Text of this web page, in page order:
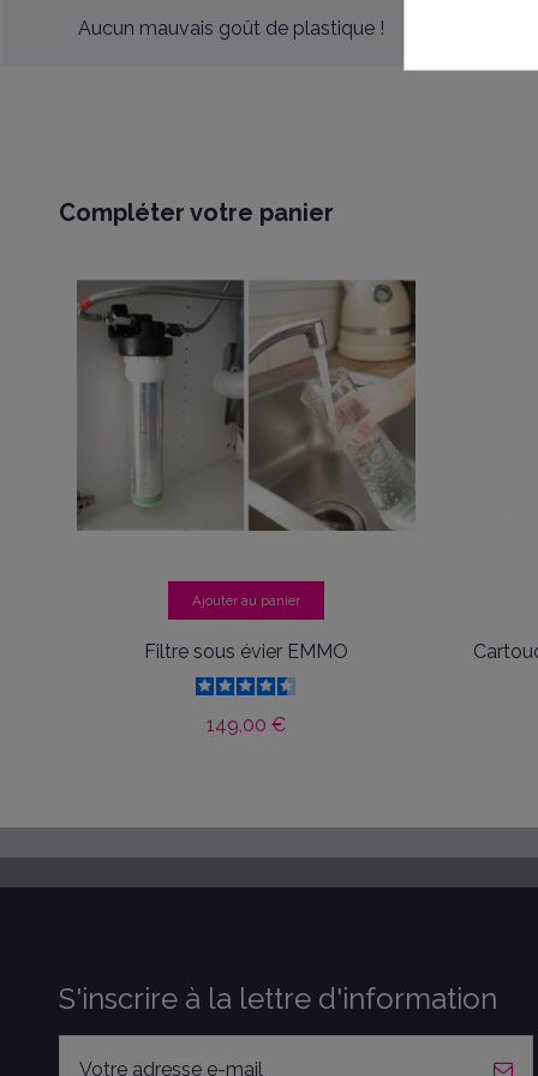
Aucun mauvais goût de plastique !
Compléter votre panier
Ajouter au panier
Filtre sous évier EMMO
149,00 €
S'inscrire à la lettre d'information